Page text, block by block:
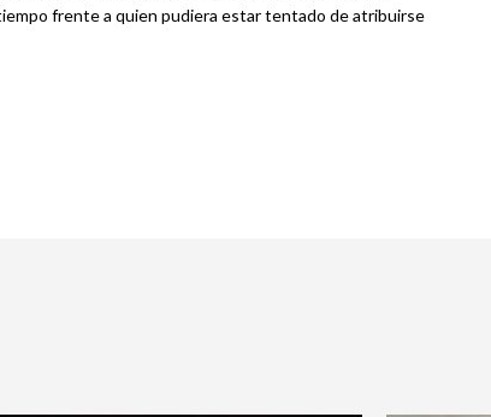
frente a quien pudiera estar tentado de atribuirse